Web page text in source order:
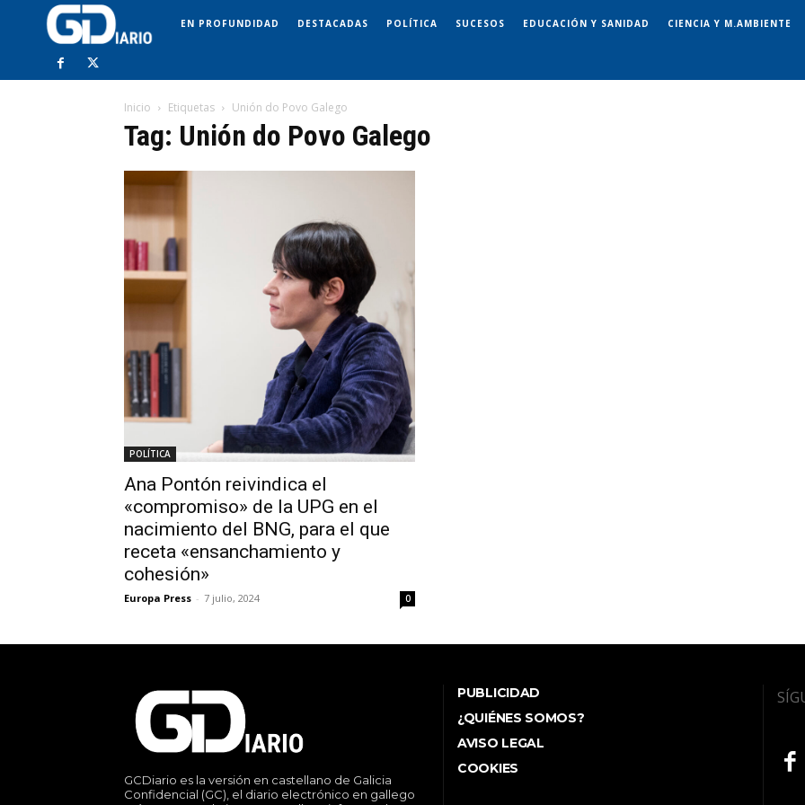
EN PROFUNDIDAD DESTACADAS POLÍTICA SUCESOS EDUCACIÓN Y SANIDAD CIENCIA Y M.AMBIENTE
Inicio Etiquetas Unión do Povo Galego
Tag: Unión do Povo Galego
POLÍTICA
Ana Pontón reivindica el
«compromiso» de la UPG en el
nacimiento del BNG, para el que
receta «ensanchamiento y
cohesión»
Europa Press - 7 julio, 2024 0
GCDiario es la versión en castellano de Galicia
Confidencial (GC), el diario electrónico en gallego
PUBLICIDAD
¿QUIÉNES SOMOS?
AVISO LEGAL
COOKIES